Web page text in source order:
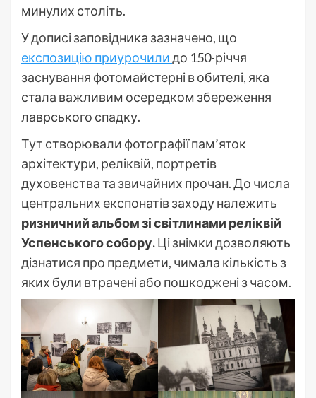
минулих століть.
У дописі заповідника зазначено, що
експозицію приурочилидо 150-річчя
заснування фотомайстерні в обителі, яка
стала важливим осередком збереження
лаврського спадку.
Тут створювали фотографії пам’яток
архітектури, реліквій, портретів
духовенства та звичайних прочан. До числа
центральних експонатів заходу належить
ризничний альбом зі світлинами реліквій
Успенського собору.Ці знімки дозволяють
дізнатися про предмети, чимала кількість з
яких були втрачені або пошкоджені з часом.